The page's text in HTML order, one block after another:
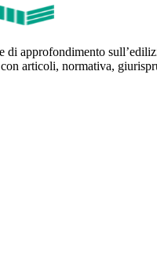
di approfondimento
articoli, normativa,